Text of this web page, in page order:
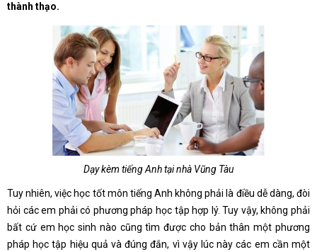
thành thạo.
Dạy kèm tiếng Anh tại nhà Vũng Tàu
Tuy nhiên, việc học tốt môn tiếng Anh không phải là điều dễ dàng, đòi
hỏi các em phải có phương pháp học tập hợp lý. Tuy vậy, không phải
bất cứ em học sinh nào cũng tìm được cho bản thân một phương
pháp học tập hiệu quả và đúng đắn, vì vậy lúc này các em cần một